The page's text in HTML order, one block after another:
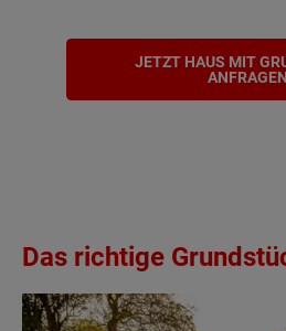
JETZT HAUS MIT
ANFRAGEN
Das richtige